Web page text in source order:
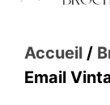
Accueil /
Email